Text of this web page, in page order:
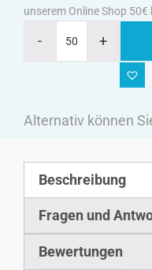
unserem Online Shop 50€
Alternativ können
Beschreibung
Fragen und
Bewertungen